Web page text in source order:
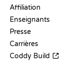
Affiliation
Enseignants
Presse
Carrières
Coddy Build